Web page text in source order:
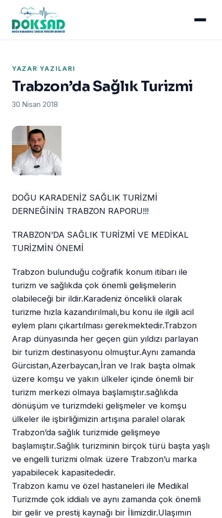
YAZAR YAZILARI
Trabzon’da Sağlık Turizmi
30 Nisan 2018
DOĞU KARADENİZ SAĞLIK TURİZMİ
DERNEĞİNİN TRABZON RAPORU!!!
TRABZON’DA SAĞLIK TURİZMİ VE MEDİKAL
TURİZMİN ÖNEMİ
Trabzon bulunduğu coğrafik konum itibarı ile
turizm ve sağlıkda çok önemli gelişmelerin
olabileceği bir ildir.Karadeniz öncelikli olarak
turizme hızla kazandırılmalı,bu konu ile ilgili acil
eylem planı çıkartılması gerekmektedir.Trabzon
Arap dünyasında her geçen gün yıldızı parlayan
bir turizm destinasyonu olmuştur.Aynı zamanda
Gürcistan,Azerbaycan,İran ve Irak başta olmak
üzere komşu ve yakın ülkeler içinde önemli bir
turizm merkezi olmaya başlamıştır.sağlıkda
dönüşüm ve turizmdeki gelişmeler ve komşu
ülkeler ile işbirliğimizin artışına paralel olarak
Trabzon’da sağlık turizmide gelişmeye
başlamıştır.Sağlık turizminin birçok türü başta yaşlı
ve engelli turizmi olmak üzere Trabzon’u marka
yapabilecek kapasitededir.
Trabzon kamu ve özel hastaneleri ile Medikal
Turizmde çok iddialı ve aynı zamanda çok önemli
bir gelir ve prestij kaynağı bir İlimizdir.Ulaşımın